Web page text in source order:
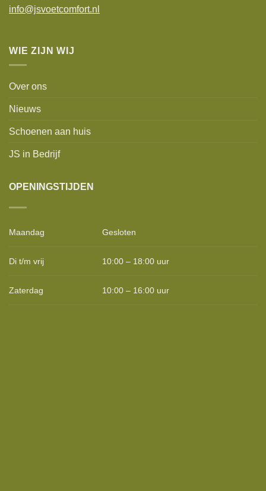
info@jsvoetcomfort.nl
WIE ZIJN WIJ
Over ons
Nieuws
Schoenen aan huis
JS in Bedrijf
OPENINGSTIJDEN
Maandag Gesloten
Di t/m vrij 10:00 – 18:00 uur
Zaterdag 10:00 – 16:00 uur